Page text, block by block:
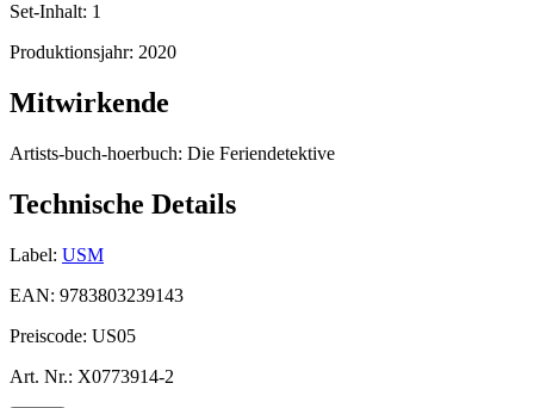
Set-Inhalt: 1
Produktionsjahr: 2020
Mitwirkende
Artists-buch-hoerbuch: Die Feriendetektive
Technische Details
Label: USM
EAN: 9783803239143
Preiscode: US05
Art. Nr.: X0773914-2